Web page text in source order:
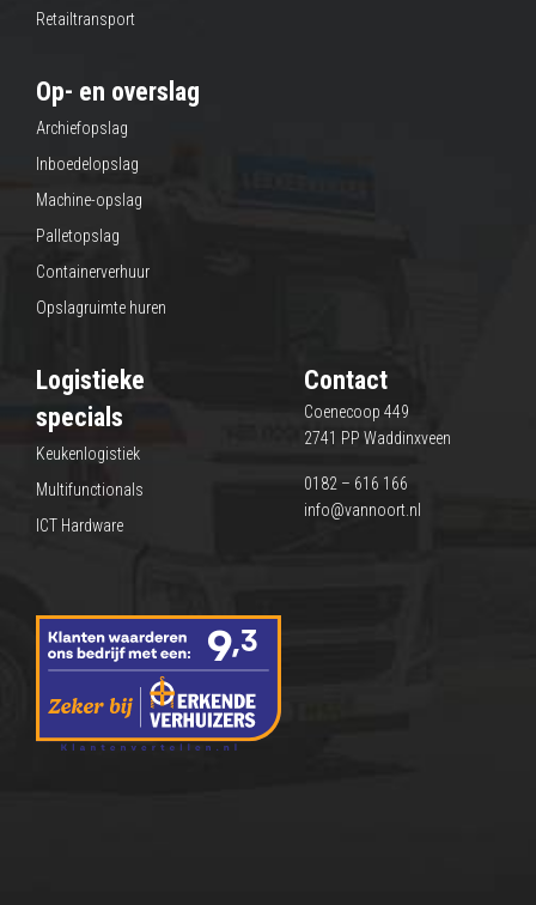
Retailtransport
Op- en overslag
Archiefopslag
Inboedelopslag
Machine-opslag
Palletopslag
Containerverhuur
Opslagruimte huren
Logistieke
specials
Keukenlogistiek
Multifunctionals
ICT Hardware
Contact
Coenecoop 449
2741 PP Waddinxveen
0182 – 616 166
info@vannoort.nl